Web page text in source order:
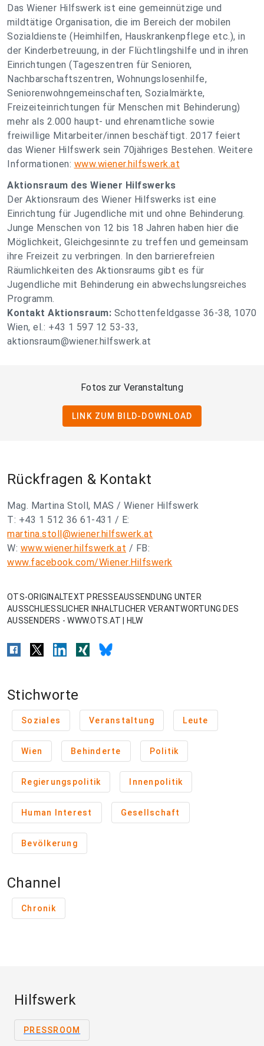
Das Wiener Hilfswerk ist eine gemeinnützige und
mildtätige Organisation, die im Bereich der mobilen
Sozialdienste (Heimhilfen, Hauskrankenpflege etc.), in
der Kinderbetreuung, in der Flüchtlingshilfe und in ihren
Einrichtungen (Tageszentren für Senioren,
Nachbarschaftszentren, Wohnungslosenhilfe,
Seniorenwohngemeinschaften, Sozialmärkte,
Freizeiteinrichtungen für Menschen mit Behinderung)
mehr als 2.000 haupt- und ehrenamtliche sowie
freiwillige Mitarbeiter/innen beschäftigt. 2017 feiert
das Wiener Hilfswerk sein 70jähriges Bestehen. Weitere
Informationen: www.wiener.hilfswerk.at
Aktionsraum des Wiener Hilfswerks
Der Aktionsraum des Wiener Hilfswerks ist eine
Einrichtung für Jugendliche mit und ohne Behinderung.
Junge Menschen von 12 bis 18 Jahren haben hier die
Möglichkeit, Gleichgesinnte zu treffen und gemeinsam
ihre Freizeit zu verbringen. In den barrierefreien
Räumlichkeiten des Aktionsraums gibt es für
Jugendliche mit Behinderung ein abwechslungsreiches
Programm.
Kontakt Aktionsraum: Schottenfeldgasse 36-38, 1070
Wien, el.: +43 1 597 12 53-33,
aktionsraum@wiener.hilfswerk.at
Fotos zur Veranstaltung
LINK ZUM BILD-DOWNLOAD
Rückfragen & Kontakt
Mag. Martina Stoll, MAS / Wiener Hilfswerk
T: +43 1 512 36 61-431 / E:
martina.stoll@wiener.hilfswerk.at
W: www.wiener.hilfswerk.at / FB:
www.facebook.com/Wiener.Hilfswerk
OTS-ORIGINALTEXT PRESSEAUSSENDUNG UNTER
AUSSCHLIESSLICHER INHALTLICHER VERANTWORTUNG DES
AUSSENDERS - WWW.OTS.AT | HLW
Stichworte
Soziales Veranstaltung Leute
Wien Behinderte Politik
Regierungspolitik Innenpolitik
Human Interest Gesellschaft
Bevölkerung
Channel
Chronik
Hilfswerk
PRESSROOM